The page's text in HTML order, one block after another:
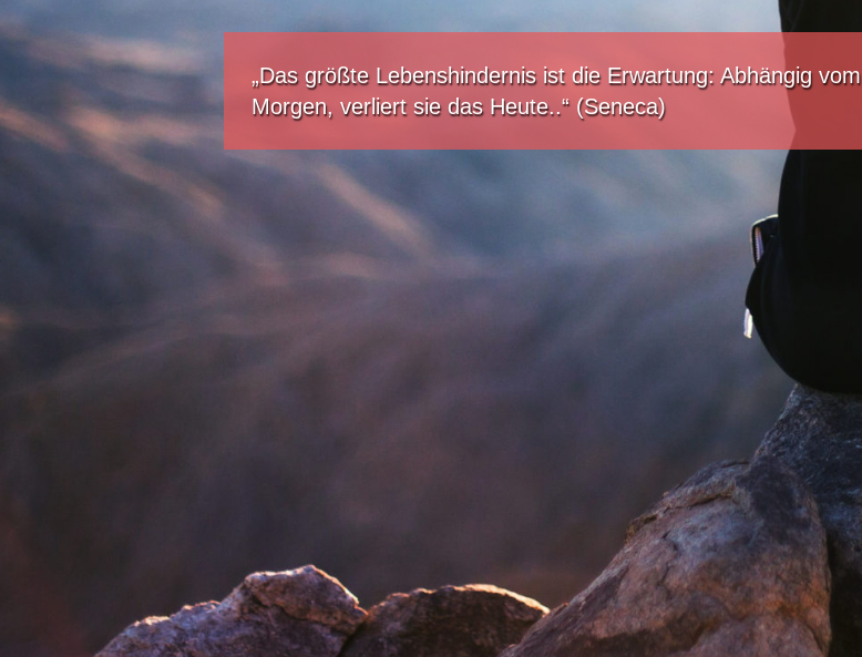
„Das größte Lebenshindernis ist die Erwartung: Abhängig vom
Morgen, verliert sie das Heute..“ (Seneca)